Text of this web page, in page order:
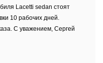
Lacetti sedan стоят
10 рабочих дней.
С уважением, Сергей